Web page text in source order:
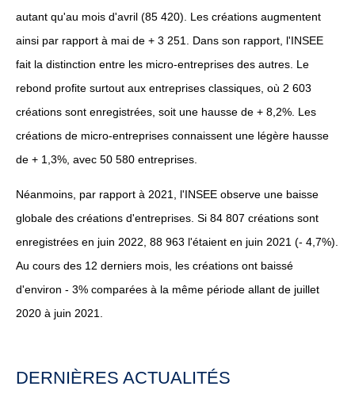
autant qu'au mois d'avril (85 420). Les créations augmentent
ainsi par rapport à mai de + 3 251. Dans son rapport, l'INSEE
fait la distinction entre les micro-entreprises des autres. Le
rebond profite surtout aux entreprises classiques, où 2 603
créations sont enregistrées, soit une hausse de + 8,2%. Les
créations de micro-entreprises connaissent une légère hausse
de + 1,3%, avec 50 580 entreprises.
Néanmoins, par rapport à 2021, l'INSEE observe une baisse
globale des créations d'entreprises. Si 84 807 créations sont
enregistrées en juin 2022, 88 963 l'étaient en juin 2021 (- 4,7%).
Au cours des 12 derniers mois, les créations ont baissé
d'environ - 3% comparées à la même période allant de juillet
2020 à juin 2021.
DERNIÈRES ACTUALITÉS